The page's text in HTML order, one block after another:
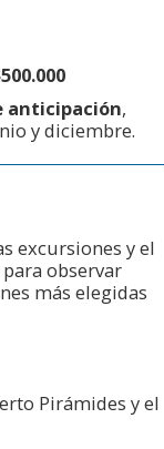
anticipación,
y diciembre.
excursiones y el
observar
más elegidas
Pirámides y el